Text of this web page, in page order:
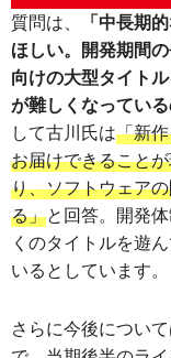
質問は、
「中長期
ほしい。開発期間
向けの大型タイト
が難しくなっている
して古川氏は「新
お届けできること
り、ソフトウェア
る」と回答。開発
くのタイトルを遊
いるとしています。
さらに今後につい